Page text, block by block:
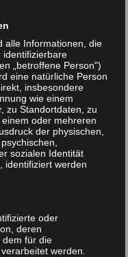
alle Informationen, die
identifizierbare
„betroffene Person")
eine natürliche Person
insbesondere
wie einem
zu Standortdaten, zu
oder mehreren
der physischen,
sozialen Identität
identifiziert werden
oder
deren
dem für die
werden.